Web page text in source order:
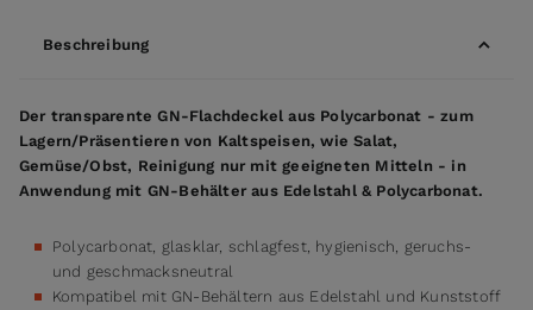
Beschreibung
Der transparente GN-Flachdeckel aus Polycarbonat - zum
Lagern/Präsentieren von Kaltspeisen, wie Salat,
Gemüse/Obst, Reinigung nur mit geeigneten Mitteln - in
Anwendung mit GN-Behälter aus Edelstahl & Polycarbonat.
Polycarbonat, glasklar, schlagfest, hygienisch, geruchs-
und geschmacksneutral
Kompatibel mit GN-Behältern aus Edelstahl und Kunststoff